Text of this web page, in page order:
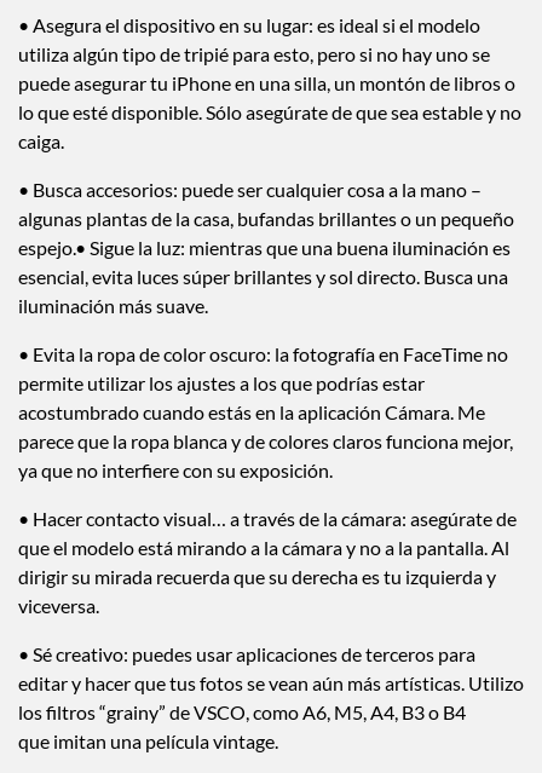
• Asegura el dispositivo en su lugar: es ideal si el modelo
utiliza algún tipo de tripié para esto, pero si no hay uno se
puede asegurar tu iPhone en una silla, un montón de libros o
lo que esté disponible. Sólo asegúrate de que sea estable y no
caiga.
• Busca accesorios: puede ser cualquier cosa a la mano –
algunas plantas de la casa, bufandas brillantes o un pequeño
espejo.• Sigue la luz: mientras que una buena iluminación es
esencial, evita luces súper brillantes y sol directo. Busca una
iluminación más suave.
• Evita la ropa de color oscuro: la fotografía en FaceTime no
permite utilizar los ajustes a los que podrías estar
acostumbrado cuando estás en la aplicación Cámara. Me
parece que la ropa blanca y de colores claros funciona mejor,
ya que no interfiere con su exposición.
• Hacer contacto visual… a través de la cámara: asegúrate de
que el modelo está mirando a la cámara y no a la pantalla. Al
dirigir su mirada recuerda que su derecha es tu izquierda y
viceversa.
• Sé creativo: puedes usar aplicaciones de terceros para
editar y hacer que tus fotos se vean aún más artísticas. Utilizo
los filtros “grainy” de VSCO, como A6, M5, A4, B3 o B4
que imitan una película vintage.